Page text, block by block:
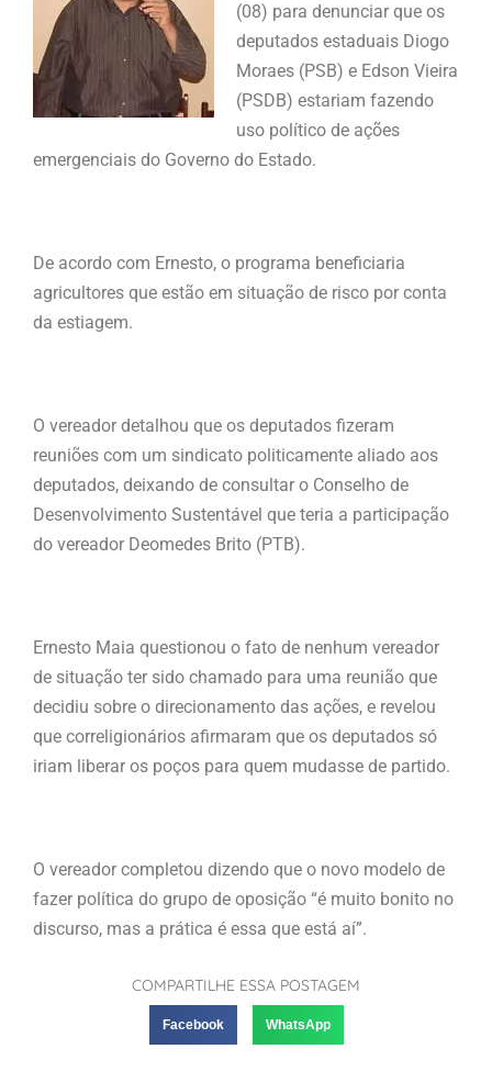
(08) para denunciar que os
deputados estaduais Diogo
Moraes (PSB) e Edson Vieira
(PSDB) estariam fazendo
uso político de ações
emergenciais do Governo do Estado.
De acordo com Ernesto, o programa beneficiaria
agricultores que estão em situação de risco por conta
da estiagem.
O vereador detalhou que os deputados fizeram
reuniões com um sindicato politicamente aliado aos
deputados, deixando de consultar o Conselho de
Desenvolvimento Sustentável que teria a participação
do vereador Deomedes Brito (PTB).
Ernesto Maia questionou o fato de nenhum vereador
de situação ter sido chamado para uma reunião que
decidiu sobre o direcionamento das ações, e revelou
que correligionários afirmaram que os deputados só
iriam liberar os poços para quem mudasse de partido.
O vereador completou dizendo que o novo modelo de
fazer política do grupo de oposição “é muito bonito no
discurso, mas a prática é essa que está aí”.
COMPARTILHE ESSA POSTAGEM
Facebook WhatsApp